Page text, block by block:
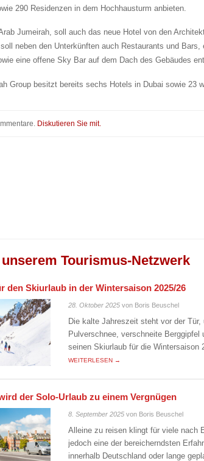
290 Residenzen in dem Hochhausturm anbieten.
Jumeirah, soll auch das neue Hotel von den
neben den Unterkünften auch Restaurants und Bars,
eine offene Sky Bar auf dem Dach des Gebäudes
Group besitzt bereits sechs Hotels in Dubai sowie 23
Diskutieren Sie mit.
Tourismus-Netzwerk
den Skiurlaub in der Wintersaison 2025/26
28. Oktober 2025 von Boris Beuschel
Die kalte Jahreszeit steht vor der
Pulverschnee, verschneite Berggipfel
seinen Skiurlaub für die
WEITERLESEN →
der Solo-Urlaub zu einem Vergnügen
8. September 2025 von Boris Beuschel
Alleine zu reisen klingt für viele nach
jedoch eine der bereicherndsten
innerhalb Deutschland oder lange